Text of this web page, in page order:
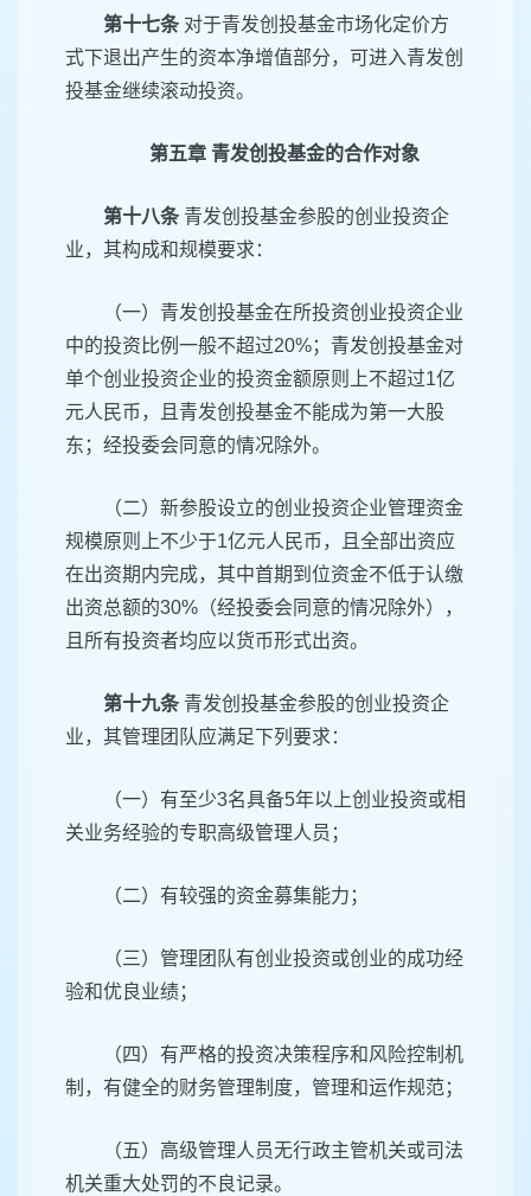
第十七条 对于青发创投基金市场化定价方
式下退出产生的资本净增值部分，可进入青发创
投基金继续滚动投资。
第五章 青发创投基金的合作对象
第十八条 青发创投基金参股的创业投资企
业，其构成和规模要求：
（一）青发创投基金在所投资创业投资企业
中的投资比例一般不超过20%；青发创投基金对
单个创业投资企业的投资金额原则上不超过1亿
元人民币，且青发创投基金不能成为第一大股
东；经投委会同意的情况除外。
（二）新参股设立的创业投资企业管理资金
规模原则上不少于1亿元人民币，且全部出资应
在出资期内完成，其中首期到位资金不低于认缴
出资总额的30%（经投委会同意的情况除外），
且所有投资者均应以货币形式出资。
第十九条 青发创投基金参股的创业投资企
业，其管理团队应满足下列要求：
（一）有至少3名具备5年以上创业投资或相
关业务经验的专职高级管理人员；
（二）有较强的资金募集能力；
（三）管理团队有创业投资或创业的成功经
验和优良业绩；
（四）有严格的投资决策程序和风险控制机
制，有健全的财务管理制度，管理和运作规范；
（五）高级管理人员无行政主管机关或司法
机关重大处罚的不良记录。